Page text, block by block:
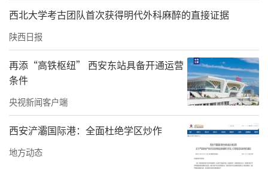
“加入俱乐部后，我的成长就不再是孤军奋战
了，除了专业的骑行装备，在这里也遇见了受
益终身的良师益友。”李雅泽回忆。
征途单车俱乐部教练李文龙老师是她的“伯
乐”。作为河南省场地自行车前省队队员，李
文龙退役后在欧亚担任征途单车俱乐部指导老
师兼教练，他把专业化的训练体系带进了欧亚
校园，也影响了李雅泽对骑行运动的态度和看
西北大学考古团队首次获得明代外科麻醉的直接证据
陕西日报
再添“高铁枢纽” 西安东站具备开通运营
条件
央视新闻客户端
西安浐灞国际港：全面杜绝学区炒作
地方动态